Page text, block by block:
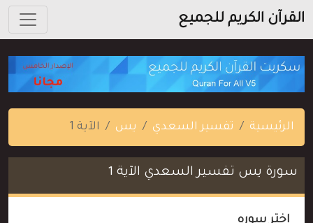
القرآن الكريم للجميع
الرئيسية تفسير السعدي يس الآية 1
سورة يس تفسير السعدي الآية 1